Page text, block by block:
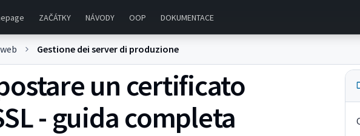
ZAČÁTKY NÁVODY OOP DOKUMENTACE
Gestione dei server di produzione
un certificato
- guida completa